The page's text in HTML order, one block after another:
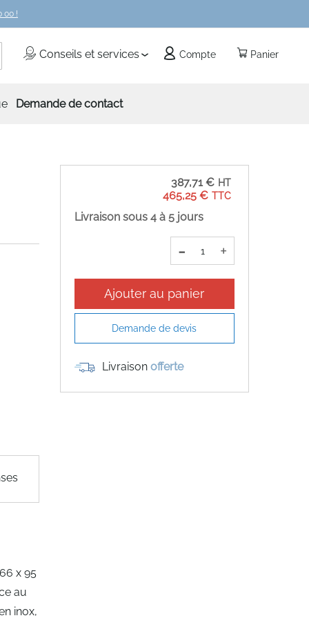
00 !
Panier
Conseils et services Compte
Demande de contact
x 95
au
inox,
465,25 €
387,71 €
Livraison sous 4 à 5 jours
- +
Ajouter au panier
Demande de devis
Livraison offerte